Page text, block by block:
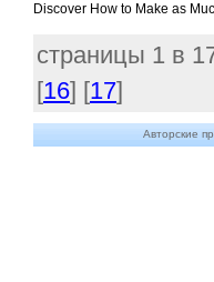
Discover How to Make as
страницы 1 в
[16] [17]
Авторские